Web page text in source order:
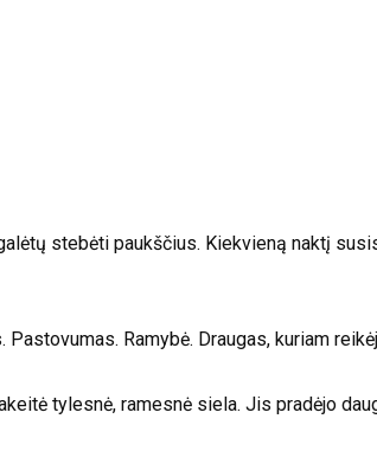
stebėti paukščius. Kiekvieną naktį
Ramybė. Draugas, kuriam
tylesnė, ramesnė siela. Jis pradėjo